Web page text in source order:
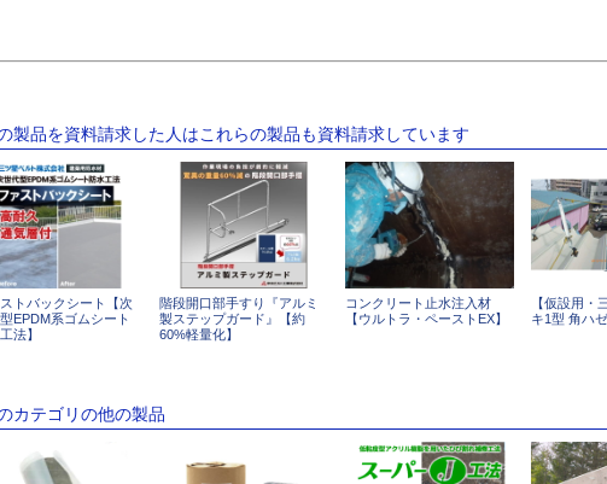
製品を資料請求した人はこれらの製品も資料請求しています
トバックシート【次
EPDM系ゴムシート
法】
階段開口部手すり『アルミ
製ステップガード』【約
60%軽量化】
コンクリート止水注入材
【ウルトラ・ペーストEX】
【仮設用・
キ1型 角ハ
カテゴリの他の製品